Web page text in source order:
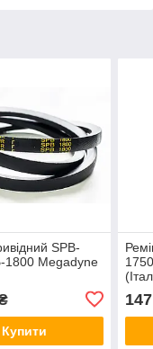
SPB-
1800 Megadyne
Купити
147